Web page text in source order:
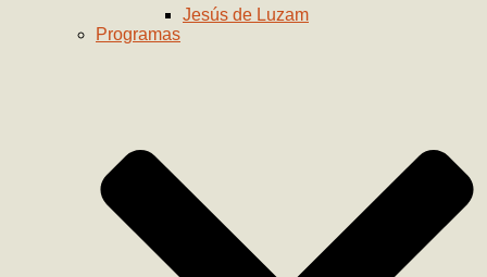
Jesús de Luzam
Programas